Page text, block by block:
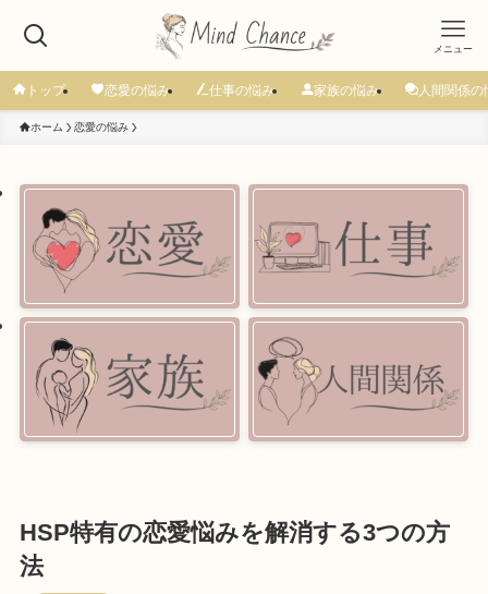
メニュー
トップ 恋愛の悩み 仕事の悩み 家族の悩み 人間関係の
ホーム 恋愛の悩み
HSP特有の恋愛悩みを解消する3つの方
法